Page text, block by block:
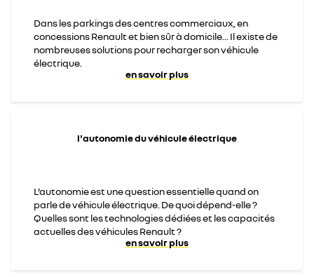
Dans les parkings des centres commerciaux, en
concessions Renault et bien sûr à domicile... Il existe de
nombreuses solutions pour recharger son véhicule
électrique.
en savoir plus
l'autonomie du véhicule électrique
L’autonomie est une question essentielle quand on
parle de véhicule électrique. De quoi dépend-elle ?
Quelles sont les technologies dédiées et les capacités
actuelles des véhicules Renault ?
en savoir plus